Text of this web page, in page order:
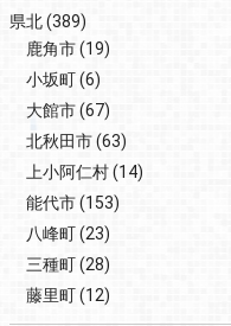
県北(389)
鹿角市(19)
小坂町(6)
大館市(67)
北秋田市(63)
上小阿仁村(14)
能代市(153)
八峰町(23)
三種町(28)
藤里町(12)